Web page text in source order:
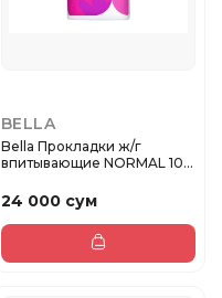
BELLA
Bella Прокладки ж/г
впитывающие NORMAL 10 в
24 000 сум